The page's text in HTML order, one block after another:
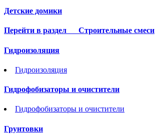
Детские домики
Перейти в раздел Строительные смеси
Гидроизоляция
Гидроизоляция
Гидрофобизаторы и очистители
Гидрофобизаторы и очистители
Грунтовки